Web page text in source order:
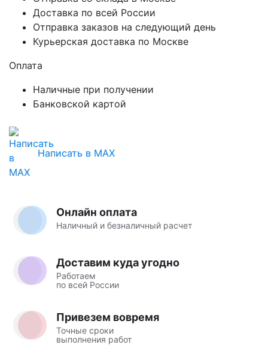
Доставка по всей России
Отправка заказов на следующий день
Курьерская доставка по Москве
Оплата
Наличные при получении
Банковской картой
Написать в MAX
Онлайн оплата
Наличный и безналичный расчет
Доставим куда угодно
Работаем
по всей России
Привезем вовремя
Точные сроки
выполнения работ